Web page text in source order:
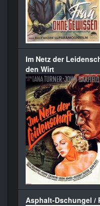
Im Netz der
den Wirt
Asphalt-Dschungel /